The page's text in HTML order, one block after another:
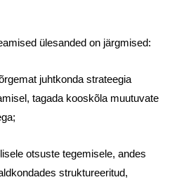
ülesanded on järgmised:
juhtkonda strateegia
tagada kooskõla muutuvate
otsuste tegemisele, andes
struktureeritud,